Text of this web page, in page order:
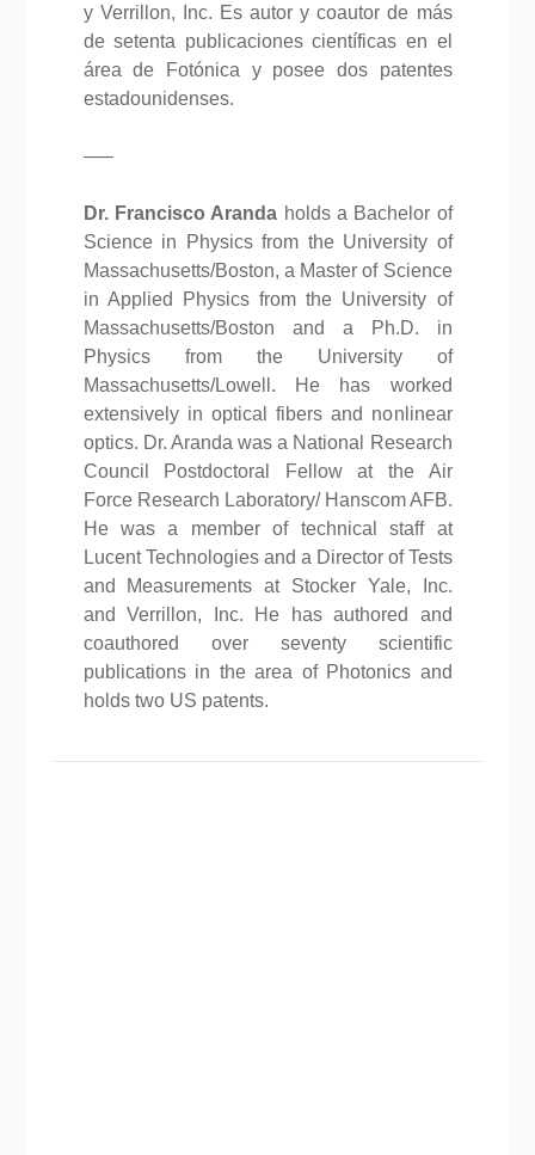
y Verrillon, Inc. Es autor y coautor de más
de setenta publicaciones científicas en el
área de Fotónica y posee dos patentes
estadounidenses.
—–
Dr. Francisco Aranda holds a Bachelor of
Science in Physics from the University of
Massachusetts/Boston, a Master of Science
in Applied Physics from the University of
Massachusetts/Boston and a Ph.D. in
Physics from the University of
Massachusetts/Lowell. He has worked
extensively in optical fibers and nonlinear
optics. Dr. Aranda was a National Research
Council Postdoctoral Fellow at the Air
Force Research Laboratory/ Hanscom AFB.
He was a member of technical staff at
Lucent Technologies and a Director of Tests
and Measurements at Stocker Yale, Inc.
and Verrillon, Inc. He has authored and
coauthored over seventy scientific
publications in the area of Photonics and
holds two US patents.